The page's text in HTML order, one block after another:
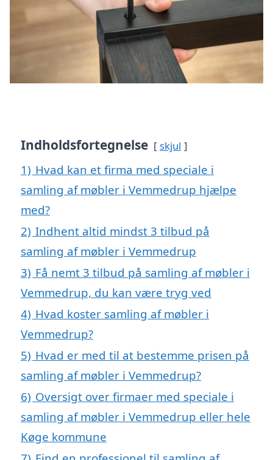
Indholdsfortegnelse skjul
1) Hvad kan et firma med speciale i
samling af møbler i Vemmedrup hjælpe
med?
2) Indhent altid mindst 3 tilbud på
samling af møbler i Vemmedrup
3) Få nemt 3 tilbud på samling af møbler i
Vemmedrup, du kan være tryg ved
4) Hvad koster samling af møbler i
Vemmedrup?
5) Hvad er med til at bestemme prisen på
samling af møbler i Vemmedrup?
6) Oversigt over firmaer med speciale i
samling af møbler i Vemmedrup eller hele
Køge kommune